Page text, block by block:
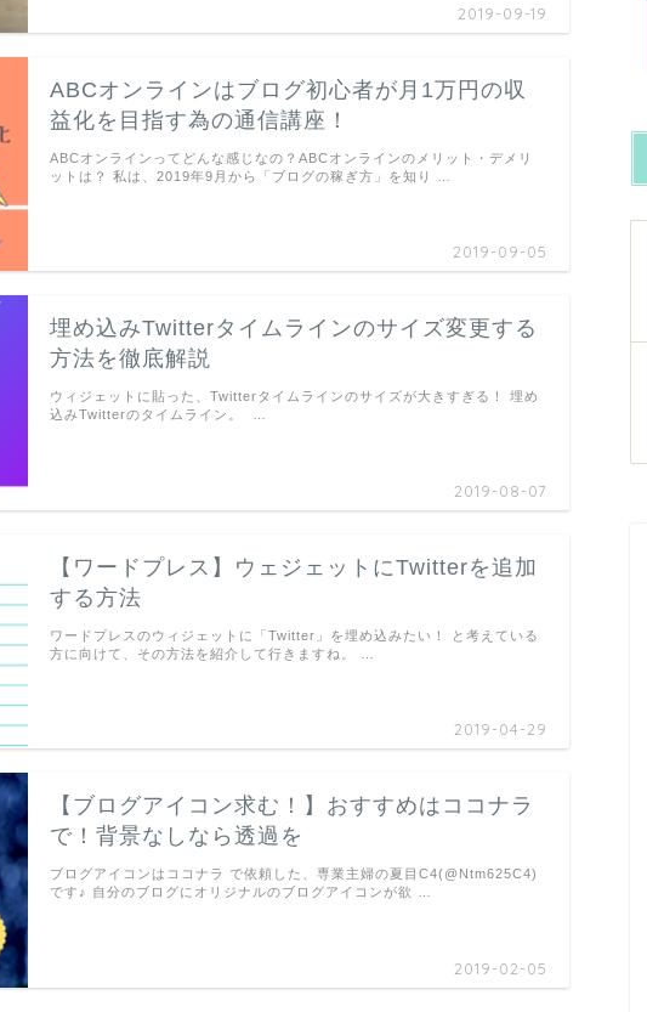
2019-09-19
ABCオンラインはブログ初心者が月1万円の収
益化を目指す為の通信講座！
2019-09-05
ABCオンラインってどんな感じなの？ABCオンラインのメリット・デメリ
ットは？ 私は、2019年9月から「ブログの稼ぎ方」を知り …
埋め込みTwitterタイムラインのサイズ変更する
方法を徹底解説
2019-08-07
ウィジェットに貼った、Twitterタイムラインのサイズが大きすぎる！ 埋め
込みTwitterのタイムライン。 …
【ワードプレス】ウェジェットにTwitterを追加
する方法
2019-04-29
ワードプレスのウィジェットに「Twitter」を埋め込みたい！ と考えている
方に向けて、その方法を紹介して行きますね。 …
【ブログアイコン求む！】おすすめはココナラ
で！背景なしなら透過を
2019-02-05
ブログアイコンはココナラ で依頼した、専業主婦の夏目C4(@Ntm625C4)
です♪ 自分のブログにオリジナルのブログアイコンが欲 …